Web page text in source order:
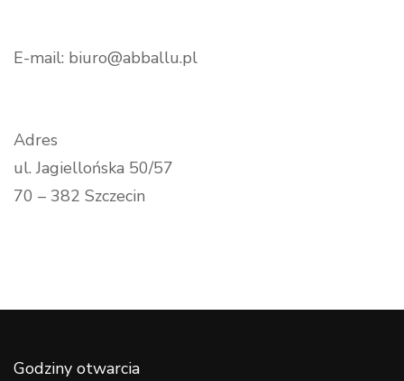
E-mail: biuro@abballu.pl
Adres
ul. Jagiellońska 50/57
70 – 382 Szczecin
Godziny otwarcia